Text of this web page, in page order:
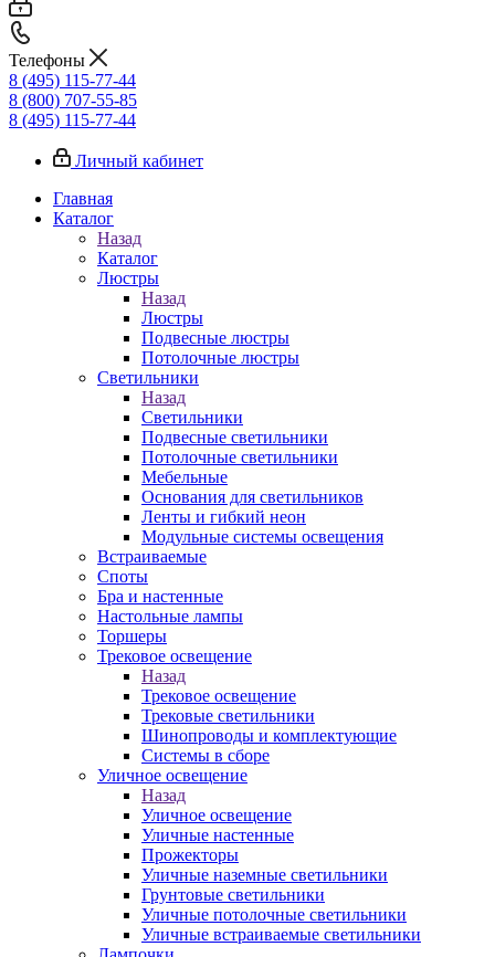
Телефоны
8 (495) 115-77-44
8 (800) 707-55-85
8 (495) 115-77-44
Личный кабинет
Главная
Каталог
Назад
Каталог
Люстры
Назад
Люстры
Подвесные люстры
Потолочные люстры
Светильники
Назад
Светильники
Подвесные светильники
Потолочные светильники
Мебельные
Основания для светильников
Ленты и гибкий неон
Модульные системы освещения
Встраиваемые
Споты
Бра и настенные
Настольные лампы
Торшеры
Трековое освещение
Назад
Трековое освещение
Трековые светильники
Шинопроводы и комплектующие
Системы в сборе
Уличное освещение
Назад
Уличное освещение
Уличные настенные
Прожекторы
Уличные наземные светильники
Грунтовые светильники
Уличные потолочные светильники
Уличные встраиваемые светильники